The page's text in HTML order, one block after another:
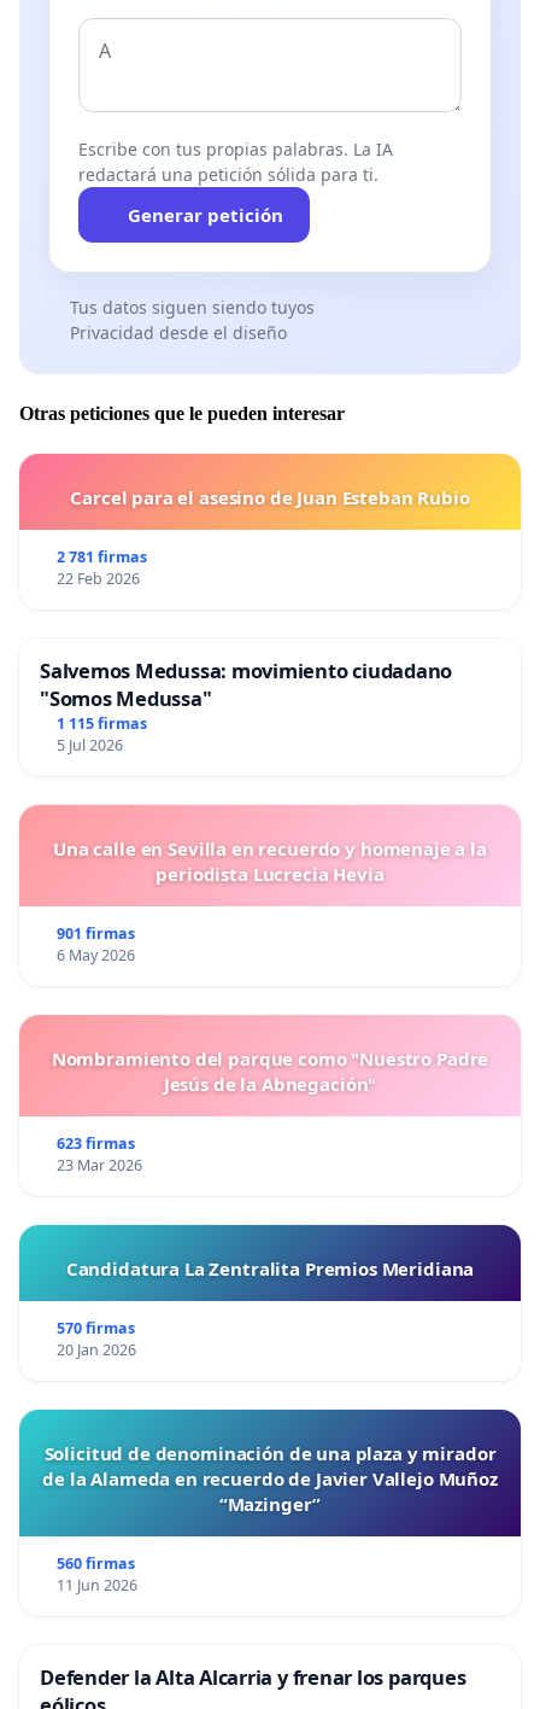
Escribe con tus propias palabras. La IA
redactará una petición sólida para ti.
Generar petición
Tus datos siguen siendo tuyos
Privacidad desde el diseño
Otras peticiones que le pueden interesar
Carcel para el asesino de Juan Esteban Rubio
2 781 firmas
22 Feb 2026
Salvemos Medussa: movimiento ciudadano
"Somos Medussa"
1 115 firmas
5 Jul 2026
Una calle en Sevilla en recuerdo y homenaje a la
periodista Lucrecia Hevia
901 firmas
6 May 2026
Nombramiento del parque como "Nuestro Padre
Jesús de la Abnegación"
623 firmas
23 Mar 2026
Candidatura La Zentralita Premios Meridiana
570 firmas
20 Jan 2026
Solicitud de denominación de una plaza y mirador
de la Alameda en recuerdo de Javier Vallejo Muñoz
“Mazinger”
560 firmas
11 Jun 2026
Defender la Alta Alcarria y frenar los parques